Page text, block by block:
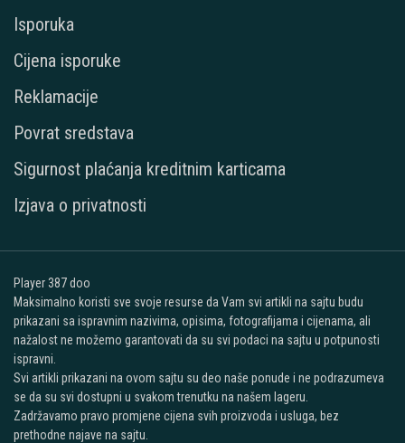
Isporuka
Cijena isporuke
Reklamacije
Povrat sredstava
Sigurnost plaćanja kreditnim karticama
Izjava o privatnosti
Player 387 doo
Maksimalno koristi sve svoje resurse da Vam svi artikli na sajtu budu
prikazani sa ispravnim nazivima, opisima, fotografijama i cijenama, ali
nažalost ne možemo garantovati da su svi podaci na sajtu u potpunosti
ispravni.
Svi artikli prikazani na ovom sajtu su deo naše ponude i ne podrazumeva
se da su svi dostupni u svakom trenutku na našem lageru.
Zadržavamo pravo promjene cijena svih proizvoda i usluga, bez
prethodne najave na sajtu.